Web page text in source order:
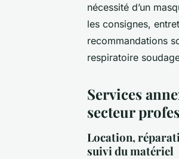
nécessité d’un
les consignes,
recommandations
respiratoire
Services
secteur
Location,
suivi du matériel